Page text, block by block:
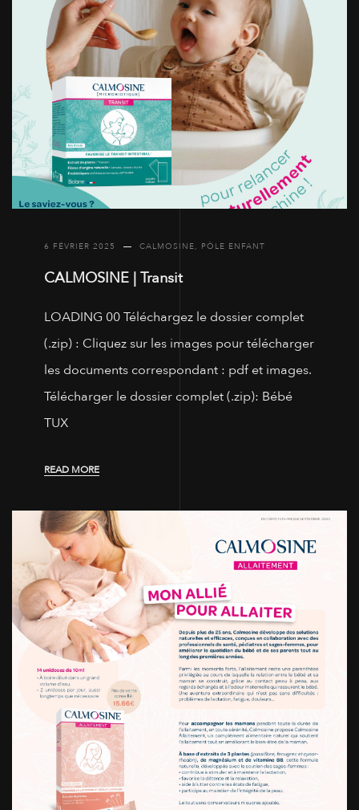
6 FÉVRIER 2025 CALMOSINE, PÔLE ENFANT
CALMOSINE | Transit
LOADING 00 Téléchargez le dossier complet
(.zip) : Cliquez sur les images pour télécharger
les documents correspondant : pdf et images.
Télécharger le dossier complet (.zip): Bébé
TUX
READ MORE